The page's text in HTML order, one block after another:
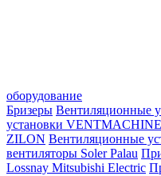
оборудование
Бризеры Вентиляционные
установки VENTMACHINE
ZILON Вентиляционные
вентиляторы Soler Palau
Lossnay Mitsubishi Electric